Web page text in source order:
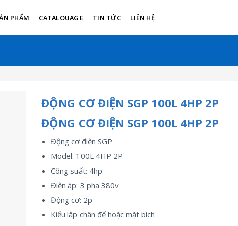
PHẨM CATALOUAGE TIN TỨC LIÊN HỆ
ĐỘNG CƠ ĐIỆN SGP 100L 4HP 2P
ĐỘNG CƠ ĐIỆN SGP 100L 4HP 2P
Động cơ điện SGP
Model: 100L 4HP 2P
Công suất: 4hp
Điện áp: 3 pha 380v
Động cơ: 2p
Kiểu lắp chân đế hoặc mặt bích